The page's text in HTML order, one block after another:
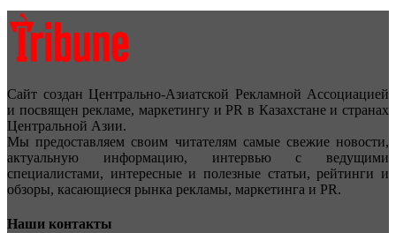
Сайт создан Центрально-Азиатской Рекламной Ассоциацией
и посвящен рекламе, маркетингу и PR в Казахстане и странах
Центральной Азии.
Мы предоставляем своим читателям самые свежие новости,
актуальную информацию, интервью с ведущими
специалистами, интересные и полезные статьи, рейтинги и
обзоры, касающиеся рынка рекламы, маркетинга и PR.
Наши контакты